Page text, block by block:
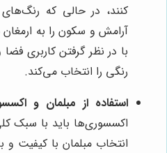
کنند، در حالی که
آرامش و سکون را به
با در نظر گرفتن کاربری
رنگی را انتخاب می‌کند.
استفاده از مبلمان و
اکسسوری‌ها باید با سبک
انتخاب مبلمان با کیفیت و